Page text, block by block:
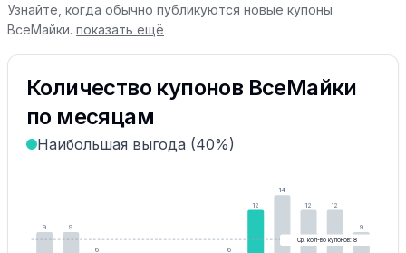
Узнайте, когда обычно публикуются новые купоны
ВсеМайки. показать ещё
Количество купонов ВсеМайки
по месяцам
Наибольшая выгода (40%)
9 9
6 6
12
14
12
12
9
Ср. кол-во купонов: 8